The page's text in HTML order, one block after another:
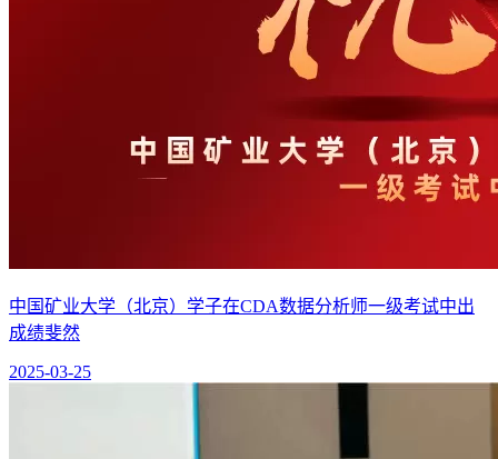
中国矿业大学（北京）学子在CDA数据分析师一级考试中出
成绩斐然
2025-03-25